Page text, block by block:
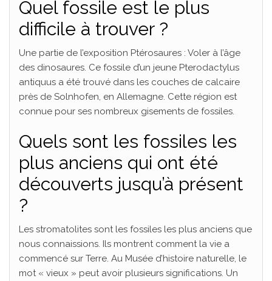
Quel fossile est le plus
difficile à trouver ?
Une partie de l’exposition Ptérosaures : Voler à l’âge
des dinosaures. Ce fossile d’un jeune Pterodactylus
antiquus a été trouvé dans les couches de calcaire
près de Solnhofen, en Allemagne. Cette région est
connue pour ses nombreux gisements de fossiles.
Quels sont les fossiles les
plus anciens qui ont été
découverts jusqu’à présent
?
Les stromatolites sont les fossiles les plus anciens que
nous connaissions. Ils montrent comment la vie a
commencé sur Terre. Au Musée d’histoire naturelle, le
mot « vieux » peut avoir plusieurs significations. Un